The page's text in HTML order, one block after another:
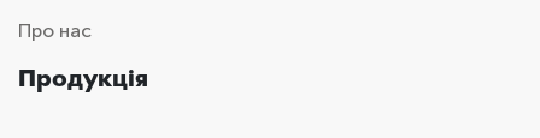
Про нас
Продукція